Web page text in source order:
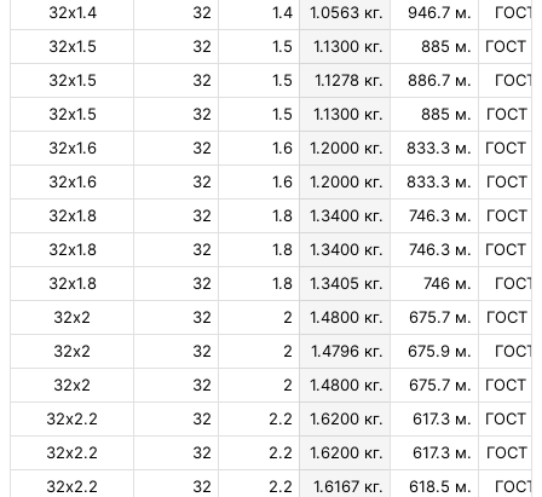
32х1.4
32 1.4 1.0563 кг. 946.7 м.
ГОСТ
32х1.5
32 1.5 1.1300 кг. 885 м.
ГОСТ
32х1.5
32 1.5 1.1278 кг. 886.7 м.
ГОСТ
32х1.5
32 1.5 1.1300 кг. 885 м.
ГОСТ
32х1.6
32 1.6 1.2000 кг. 833.3 м.
ГОСТ
32х1.6
32 1.6 1.2000 кг. 833.3 м.
ГОСТ
32х1.8
32 1.8 1.3400 кг. 746.3 м.
ГОСТ
32х1.8
32 1.8 1.3400 кг. 746.3 м.
ГОСТ
32х1.8
32 1.8 1.3405 кг. 746 м.
ГОСТ
32х2
32 2 1.4800 кг. 675.7 м.
ГОСТ
32х2
32 2 1.4796 кг. 675.9 м.
ГОСТ
32х2
32 2 1.4800 кг. 675.7 м.
ГОСТ
32х2.2
32 2.2 1.6200 кг. 617.3 м.
ГОСТ
32х2.2
32 2.2 1.6200 кг. 617.3 м.
ГОСТ
32х2.2
32 2.2 1.6167 кг. 618.5 м.
ГОСТ